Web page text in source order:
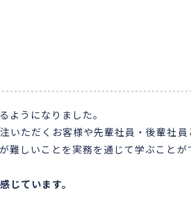
うになりました。
いただくお客様や先輩社員・後輩社員
難しいことを実務を通じて学ぶことが
じています。